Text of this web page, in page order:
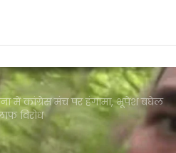
कलह, नेताओं के बीच तेज हुई
में कांग्रेस मंच पर हंगामा, भूपेश बघेल
विरोध